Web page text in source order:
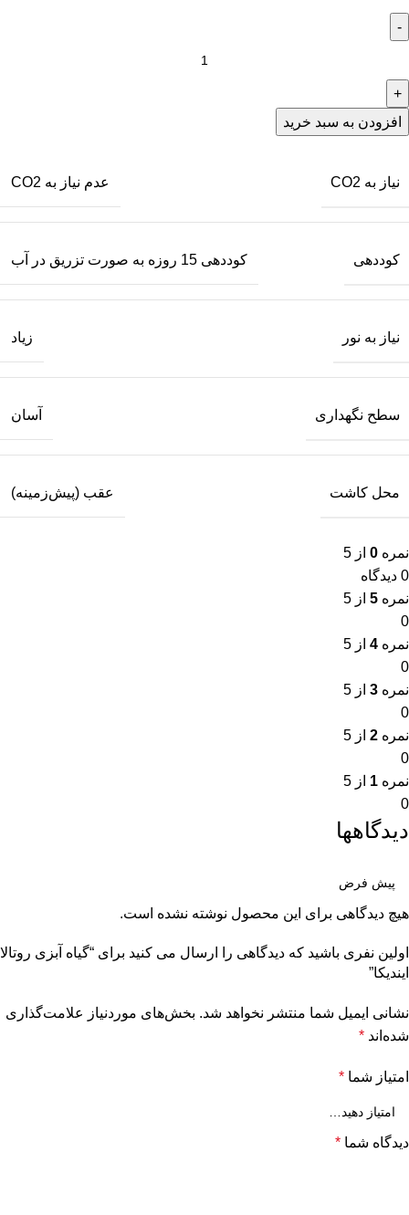
افزودن به سبد خرید
نیاز به CO2 عدم نیاز به CO2
کوددهی کوددهی 15 روزه به صورت تزریق در آب
نیاز به نور زیاد
سطح نگهداری آسان
محل کاشت عقب (پیش‌زمینه)
نمره 0 از 5
0 دیدگاه
نمره 5 از 5
0
نمره 4 از 5
0
نمره 3 از 5
0
نمره 2 از 5
0
نمره 1 از 5
0
دیدگاهها
هیچ دیدگاهی برای این محصول نوشته نشده است.
اولین نفری باشید که دیدگاهی را ارسال می کنید برای “گیاه آبزی روتالا
ایندیکا”
نشانی ایمیل شما منتشر نخواهد شد. بخش‌های موردنیاز علامت‌گذاری
شده‌اند *
امتیاز شما *
دیدگاه شما *